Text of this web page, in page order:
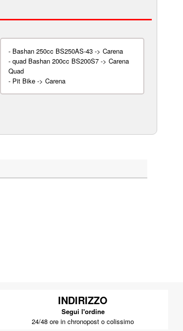
- Bashan 250cc BS250AS-43 -> Carena
- quad Bashan 200cc BS200S7 -> Carena
Quad
- Pit Bike -> Carena
INDIRIZZO
Segui l'ordine
24/48 ore in chronopost o colissimo